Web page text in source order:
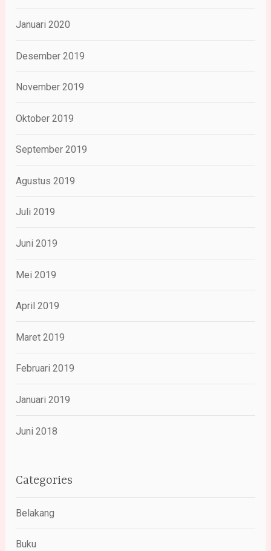
Januari 2020
Desember 2019
November 2019
Oktober 2019
September 2019
Agustus 2019
Juli 2019
Juni 2019
Mei 2019
April 2019
Maret 2019
Februari 2019
Januari 2019
Juni 2018
Categories
Belakang
Buku